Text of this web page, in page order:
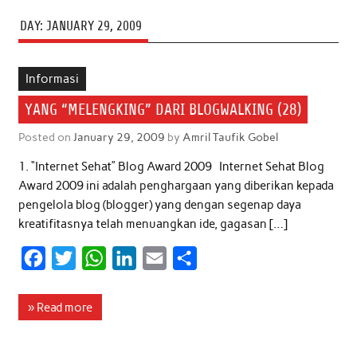
DAY: JANUARY 29, 2009
Informasi
YANG “MELENGKING” DARI BLOGWALKING (28)
Posted on January 29, 2009 by Amril Taufik Gobel
1. “Internet Sehat” Blog Award 2009 Internet Sehat Blog
Award 2009 ini adalah penghargaan yang diberikan kepada
pengelola blog (blogger) yang dengan segenap daya
kreatifitasnya telah menuangkan ide, gagasan […]
c
i
W
» Read more